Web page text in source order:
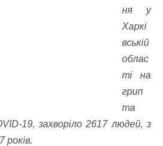
ня у
Харкі
вській
облас
ті на
грип
та
19, захворіло 2617 людей, з
років.